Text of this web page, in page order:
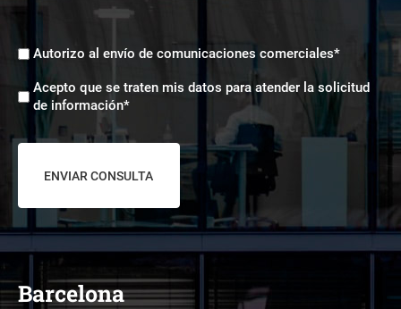
Envíos
Autorizo al envío de comunicaciones comerciales*
Aceptación
tratamiento
datos
Acepto que se traten mis datos para atender la solicitud
de información*
Barcelona